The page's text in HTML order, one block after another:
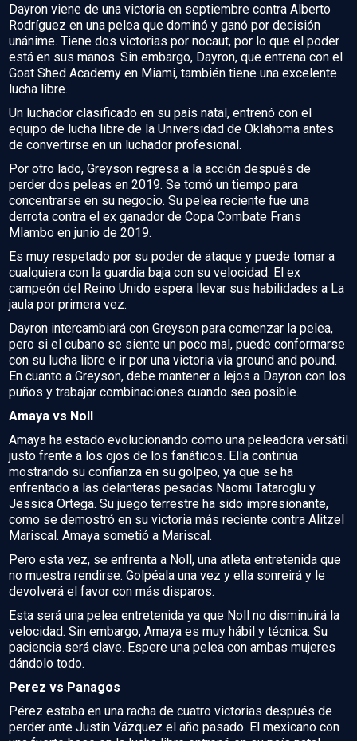
Dayron viene de una victoria en septiembre contra Alberto
Rodríguez en una pelea que dominó y ganó por decisión
unánime. Tiene dos victorias por nocaut, por lo que el poder
está en sus manos. Sin embargo, Dayron, que entrena con el
Goat Shed Academy en Miami, también tiene una excelente
lucha libre.
Un luchador clasificado en su país natal, entrenó con el
equipo de lucha libre de la Universidad de Oklahoma antes
de convertirse en un luchador profesional.
Por otro lado, Greyson regresa a la acción después de
perder dos peleas en 2019. Se tomó un tiempo para
concentrarse en su negocio. Su pelea reciente fue una
derrota contra el ex ganador de Copa Combate Frans
Mlambo en junio de 2019.
Es muy respetado por su poder de ataque y puede tomar a
cualquiera con la guardia baja con su velocidad. El ex
campeón del Reino Unido espera llevar sus habilidades a La
jaula por primera vez.
Dayron intercambiará con Greyson para comenzar la pelea,
pero si el cubano se siente un poco mal, puede conformarse
con su lucha libre e ir por una victoria via ground and pound.
En cuanto a Greyson, debe mantener a lejos a Dayron con los
puños y trabajar combinaciones cuando sea posible.
Amaya vs Noll
Amaya ha estado evolucionando como una peleadora versátil
justo frente a los ojos de los fanáticos. Ella continúa
mostrando su confianza en su golpeo, ya que se ha
enfrentado a las delanteras pesadas Naomi Tataroglu y
Jessica Ortega. Su juego terrestre ha sido impresionante,
como se demostró en su victoria más reciente contra Alitzel
Mariscal. Amaya sometió a Mariscal.
Pero esta vez, se enfrenta a Noll, una atleta entretenida que
no muestra rendirse. Golpéala una vez y ella sonreirá y le
devolverá el favor con más disparos.
Esta será una pelea entretenida ya que Noll no disminuirá la
velocidad. Sin embargo, Amaya es muy hábil y técnica. Su
paciencia será clave. Espere una pelea con ambas mujeres
dándolo todo.
Perez vs Panagos
Pérez estaba en una racha de cuatro victorias después de
perder ante Justin Vázquez el año pasado. El mexicano con